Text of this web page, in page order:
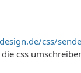
css/
css